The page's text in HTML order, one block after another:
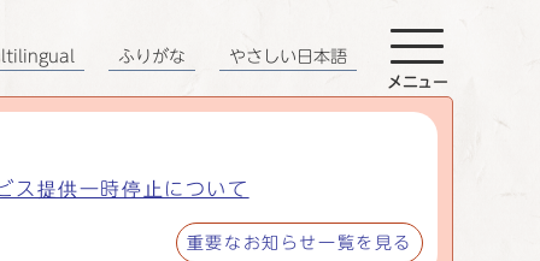
ス提供一時停止について
重要なお知らせ一覧を見る
ふりがな やさしい日本語
メニュー